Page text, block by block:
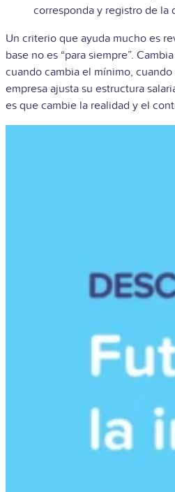
corresponda y registro de la
Un criterio que ayuda mucho es
base no es “para siempre”.
cuando cambia el mínimo,
empresa ajusta su estructura
es que cambie la realidad y el